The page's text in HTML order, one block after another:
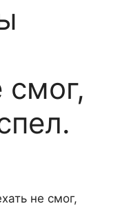
смог,
не смог,